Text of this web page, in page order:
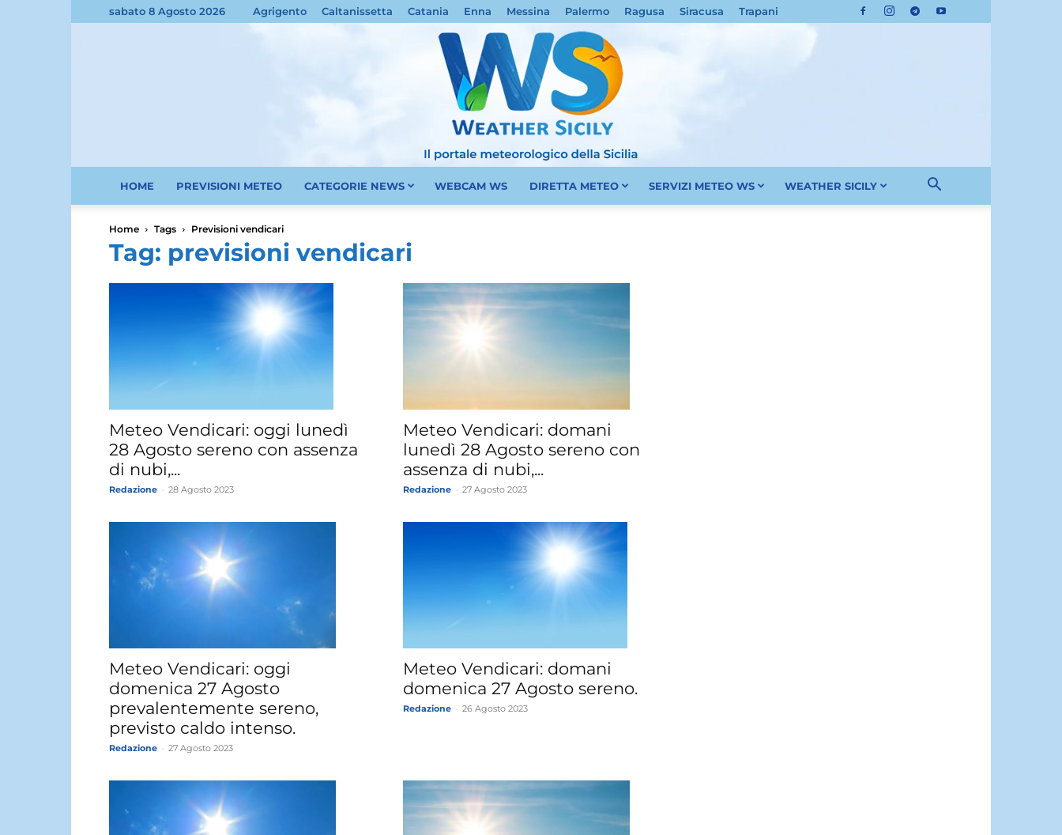
sabato 8 Agosto 2026 Agrigento Caltanissetta Catania Enna Messina Palermo Ragusa Siracusa Trapani
»
Weather
HOME PREVISIONI METEO CATEGORIE NEWS WEBCAM WS DIRETTA METEO SERVIZI METEO WS WEATHER SICILY
Home Tags Previsioni vendicari
Tag: previsioni vendicari
Meteo Vendicari: oggi lunedì
28 Agosto sereno con assenza
di nubi,...
Redazione 28 Agosto 2023
Meteo Vendicari: domani
lunedì 28 Agosto sereno con
assenza di nubi,...
Redazione 27 Agosto 2023
Meteo Vendicari: oggi
domenica 27 Agosto
prevalentemente sereno,
previsto caldo intenso.
Redazione 27 Agosto 2023
Meteo Vendicari: domani
domenica 27 Agosto sereno.
Redazione 26 Agosto 2023